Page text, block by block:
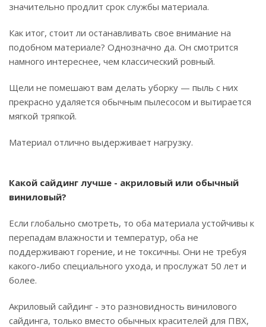
значительно продлит срок службы материала.
Как итог, стоит ли останавливать свое внимание на
подобном материале? Однозначно да. Он смотрится
намного интереснее, чем классический ровный.
Щели не помешают вам делать уборку — пыль с них
прекрасно удаляется обычным пылесосом и вытирается
мягкой тряпкой.
Материал отлично выдерживает нагрузку.
Какой сайдинг лучше - акриловый или обычный
виниловый?
Если глобально смотреть, то оба материала устойчивы к
перепадам влажности и температур, оба не
поддерживают горение, и не токсичны. Они не требуя
какого-либо специального ухода, и прослужат 50 лет и
более.
Акриловый сайдинг - это разновидность винилового
сайдинга, только вместо обычных красителей для ПВХ,